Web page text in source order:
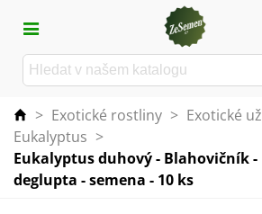
> Exotické rostliny > Exotické
Eukalyptus >
Eukalyptus duhový - Blahovičník -
deglupta - semena - 10 ks